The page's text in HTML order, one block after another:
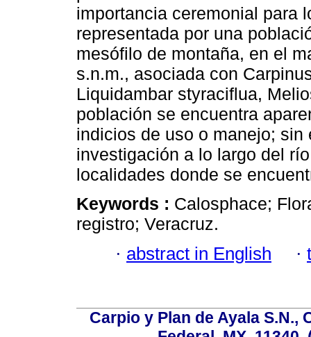
importancia ceremonial para
representada por una
mesófilo de montaña, en el
s.n.m., asociada con
Liquidambar styraciflua,
población se encuentra
indicios de uso o manejo;
investigación a lo largo del
localidades donde se
Keywords : Calosphace;
registro; Veracruz.
· abstract in English ·
Carpio y Plan de Ayala S.N.,